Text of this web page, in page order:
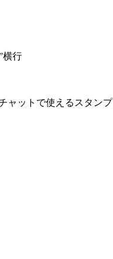
横行
ャットで使えるスタンプ